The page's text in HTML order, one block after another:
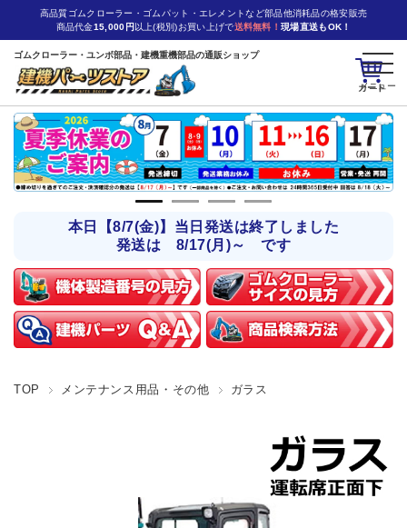
カート
高品質ゴムクローラー・ゴムパット・エレメントなど部品他消耗品の格安販売
商品代金15,000円 以上(税別)お買い上げで送料無料！ 現場直送もOK！
ゴムクローラー・ユンボ部品・建機重機部品の通販ショップ
本日【8/7(金)】当日発送は終了しました
発送は 8/17(月)～ です
TOP メンテナンス用品・その他 ガラス